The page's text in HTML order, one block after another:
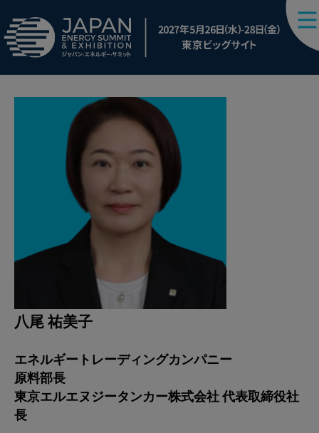
八尾 祐美子
エネルギートレーディングカンパニー
原料部長
東京エルエヌジータンカー株式会社 代表取締役社
長